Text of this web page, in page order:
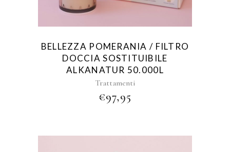
BELLEZZA POMERANIA / FILTRO
DOCCIA SOSTITUIBILE
ALKANATUR 50.000L
Trattamenti
€97,95